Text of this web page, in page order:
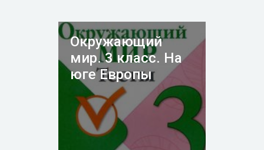
Окружающий
мир. 3 класс. На
юге Европы